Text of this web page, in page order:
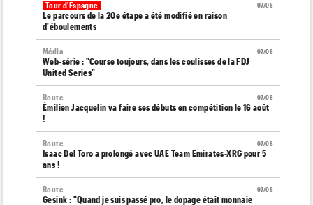
07/08
Tour d'Espagne
Le parcours de la 20e étape a été modifié en raison
d'éboulements
07/08
Média
Web-série : "Course toujours, dans les coulisses de la FDJ
United Series"
07/08
Route
Émilien Jacquelin va faire ses débuts en compétition le 16 août
!
07/08
Route
Isaac Del Toro a prolongé avec UAE Team Emirates-XRG pour 5
ans !
07/08
Route
Gesink : "Quand je suis passé pro, le dopage était monnaie